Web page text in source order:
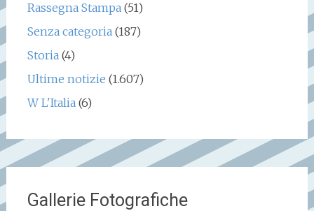
Rassegna Stampa(51)
Senza categoria(187)
Storia(4)
Ultime notizie (1.607)
W L'Italia(6)
Gallerie Fotografiche